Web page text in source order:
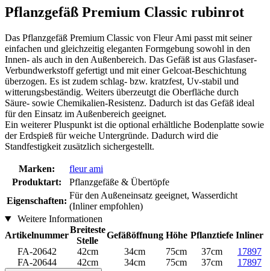
Pflanzgefäß Premium Classic rubinrot
Das Pflanzgefäß Premium Classic von Fleur Ami passt mit seiner
einfachen und gleichzeitig eleganten Formgebung sowohl in den
Innen- als auch in den Außenbereich. Das Gefäß ist aus Glasfaser-
Verbundwerkstoff gefertigt und mit einer Gelcoat-Beschichtung
überzogen. Es ist zudem schlag- bzw. kratzfest, Uv-stabil und
witterungsbeständig. Weiters überzeutgt die Oberfläche durch
Säure- sowie Chemikalien-Resistenz. Dadurch ist das Gefäß ideal
für den Einsatz im Außenbereich geeignet.
Ein weiterer Pluspunkt ist die optional erhältliche Bodenplatte sowie
der Erdspieß für weiche Untergründe. Dadurch wird die
Standfestigkeit zusätzlich sichergestellt.
Marken:
fleur ami
Produktart:
Pflanzgefäße & Übertöpfe
Eigenschaften:
Für den Außeneinsatz geeignet, Wasserdicht
(Inliner empfohlen)
Weitere Informationen
Artikelnummer
Breiteste
Stelle
Gefäßöffnung Höhe Pflanztiefe Inliner
FA-20642
42cm 34cm 75cm 37cm
17897
FA-20644
42cm 34cm 75cm 37cm 17897